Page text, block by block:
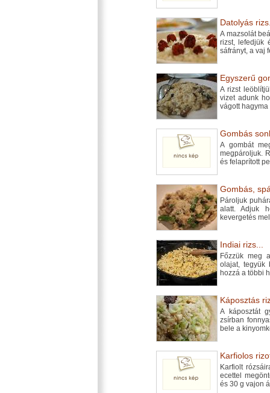
Datolyás
A mazsolát
rizst, lefedjük
sáfrányt, a vaj
Egyszerű
A rizst
vizet adunk
vágott
Gombás
A gombát
megpároljuk.
és felaprított
Gombás,
Pároljuk
alatt. Adjuk
kevergetés
Indiai rizs...
Főzzük meg
olajat, tegyük
hozzá a többi
Káposztás
A káposztát
zsírban
bele a
Karfiolos
Karfiolt
ecettel
és 30 g vajon